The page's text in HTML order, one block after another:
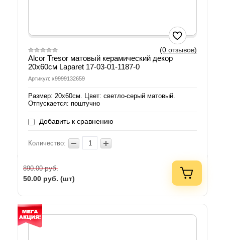
(0 отзывов)
Alcor Tresor матовый керамический декор
20x60см Laparet 17-03-01-1187-0
Артикул: х9999132659
Размер: 20х60см. Цвет: светло-серый матовый.
Отпускается: поштучно
Добавить к сравнению
Количество:
890.00руб.
50.00 руб. (шт)